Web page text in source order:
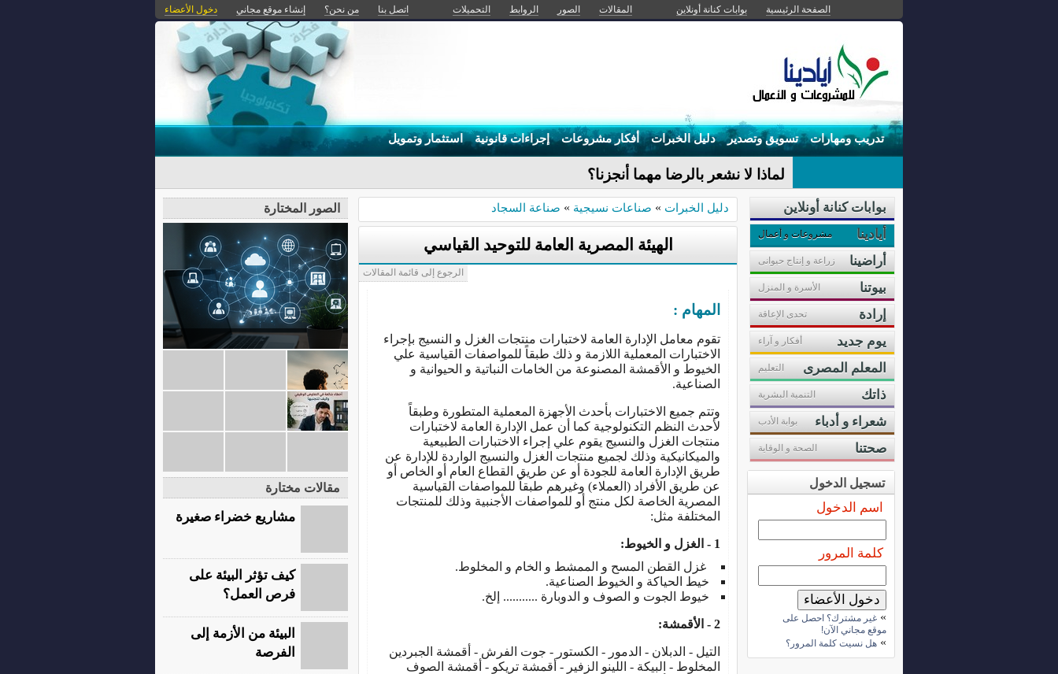
الصفحة الرئيسية بوابات كنانة أونلاين المقالات الصور الروابط التحميلات اتصل بنا من نحن؟ إنشاء موقع مجاني دخول الأعضاء
تدريب ومهارات تسويق وتصدير دليل الخبرات أفكار مشروعات إجراءات قانونية استثمار وتمويل
لماذا لا نشعر بالرضا مهما أنجزنا؟
دليل الخبرات » صناعات نسيجية » صناعة السجاد
الهيئة المصرية العامة للتوحيد القياسي
الرجوع إلى قائمة المقالات
المهام :
تقوم معامل الإدارة العامة لاختبارات منتجات الغزل و النسيج بإجراء
الاختبارات المعملية اللازمة و ذلك طبقاً للمواصفات القياسية علي
الخيوط و الأقمشة المصنوعة من الخامات النباتية و الحيوانية و
الصناعية.
وتتم جميع الاختبارات بأحدث الأجهزة المعملية المتطورة وطبقاً
لأحدث النظم التكنولوجية كما أن عمل الإدارة العامة لاختبارات
منتجات الغزل والنسيج يقوم علي إجراء الاختبارات الطبيعية
والميكانيكية وذلك لجميع منتجات الغزل والنسيج الواردة للإدارة عن
طريق الإدارة العامة للجودة أو عن طريق القطاع العام أو الخاص أو
عن طريق الأفراد (العملاء) وغيرهم طبقاً للمواصفات القياسية
المصرية الخاصة لكل منتج أو للمواصفات الأجنبية وذلك للمنتجات
المختلفة مثل:
1 - الغزل و الخيوط:
غزل القطن المسح و الممشط و الخام و المخلوط.
خيط الحياكة و الخيوط الصناعية.
خيوط الجوت و الصوف و الدوبارة ........... إلخ.
2 - الأقمشة:
التيل - الدبلان - الدمور - الكستور - جوت الفرش - أقمشة الجبردين
المخلوط - البيكة - اللينو الزفير - أقمشة تريكو - أقمشة الصوف
بوابات كنانة أونلاين
أيادينا
مشروعات و أعمال
أراضينا زراعة و إنتاج حيوانى
بيوتنا الأسرة و المنزل
إرادة تحدى الإعاقة
يوم جديد أفكار و آراء
المعلم المصرى التعليم
ذاتك التنمية البشرية
شعراء و أدباء بوابة الأدب
صحتنا الصحة و الوقاية
تسجيل الدخول
اسم الدخول
كلمة المرور
» غير مشترك؟ احصل على
موقع مجاني الآن!
» هل نسيت كلمة المرور؟
الصور المختارة
مقالات مختارة
مشاريع خضراء صغيرة
كيف تؤثر البيئة على
فرص العمل؟
البيئة من الأزمة إلى
الفرصة